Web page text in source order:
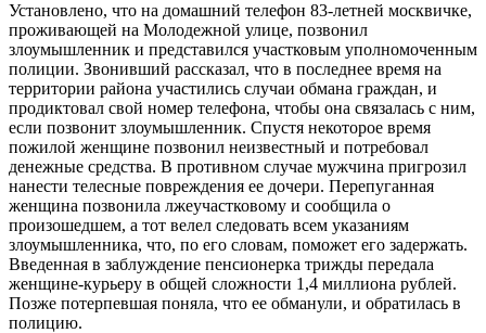
Установлено, что на домашний телефон 83-летней москвичке,
проживающей на Молодежной улице, позвонил
злоумышленник и представился участковым уполномоченным
полиции. Звонивший рассказал, что в последнее время на
территории района участились случаи обмана граждан, и
продиктовал свой номер телефона, чтобы она связалась с ним,
если позвонит злоумышленник. Спустя некоторое время
пожилой женщине позвонил неизвестный и потребовал
денежные средства. В противном случае мужчина пригрозил
нанести телесные повреждения ее дочери. Перепуганная
женщина позвонила лжеучастковому и сообщила о
произошедшем, а тот велел следовать всем указаниям
злоумышленника, что, по его словам, поможет его задержать.
Введенная в заблуждение пенсионерка трижды передала
женщине-курьеру в общей сложности 1,4 миллиона рублей.
Позже потерпевшая поняла, что ее обманули, и обратилась в
полицию.